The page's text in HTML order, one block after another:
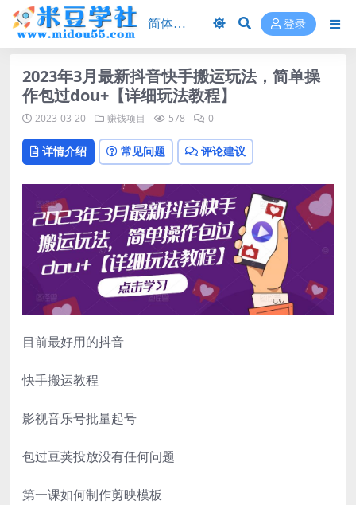
登录
2023年3月最新抖音快手搬运玩法，简单操
作包过dou+【详细玩法教程】
2023-03-20 赚钱项目 578 0
详情介绍 常见问题 评论建议
目前最好用的抖音
快手搬运教程
影视音乐号批量起号
包过豆荚投放没有任何问题
第一课如何制作剪映模板